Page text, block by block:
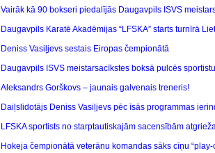
Vairāk kā 90 bokseri piedalījās Daugavpils ISVS
Daugavpils Karatē Akadēmijas “LFSKA” starts turnīrā
Deniss Vasiļjevs sestais Eiropas čempionātā
Daugavpils ISVS meistarsacīkstes boksā pulcēs
Aleksandrs Gorškovs – jaunais galvenais treneris!
Daiļslidotājs Deniss Vasiļjevs pēc īsās programmas
LFSKA sportists no starptautiskajām sacensībām
Hokeja čempionātā veterānu komandas sāks cīņu “play-